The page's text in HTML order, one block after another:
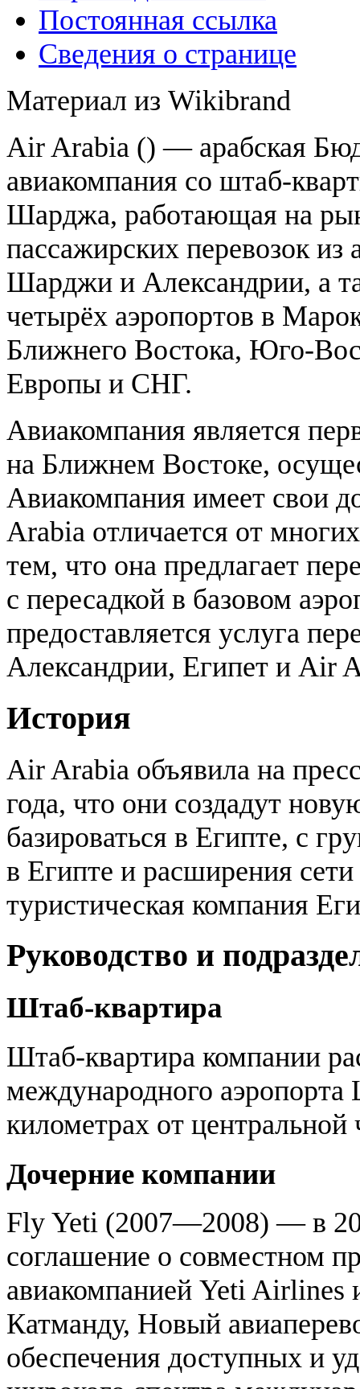
Постоянная ссылка
Сведения о странице
Материал из Wikibrand
Air Arabia () — арабская
авиакомпания со штаб-
Шарджа, работающая на
пассажирских перевозок из
Шарджи и Александрии, а
четырёх аэропортов в
Ближнего Востока, Юго-
Европы и СНГ.
Авиакомпания является
на Ближнем Востоке,
Авиакомпания имеет свои
Arabia отличается от
тем, что она предлагает
с пересадкой в базовом
предоставляется услуга
Александрии, Египет и Air
История
Air Arabia объявила на
года, что они создадут
базироваться в Египте, с
в Египте и расширения
туристическая компания
Руководство и
Штаб-квартира
Штаб-квартира компании
международного
километрах от центральной
Дочерние компании
Fly Yeti (2007—2008) — в
соглашение о совместном
авиакомпанией Yeti Airlines
Катманду, Новый
обеспечения доступных и